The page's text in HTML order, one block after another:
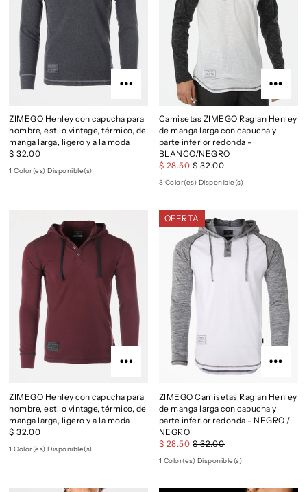
ZIMEGO Henley con capucha para
hombre, estilo vintage, térmico, de
manga larga, ligero y a la moda
$ 32.00
1 Color(es) Disponible(s)
Camisetas ZIMEGO Raglan Henley
de manga larga con capucha y
parte inferior redonda -
BLANCO/NEGRO
$ 28.50 $ 32.00
3 Color(es) Disponible(s)
ZIMEGO Henley con capucha para
hombre, estilo vintage, térmico, de
manga larga, ligero y a la moda
$ 32.00
1 Color(es) Disponible(s)
OFERTA
ZIMEGO Camisetas Raglan Henley
de manga larga con capucha y
parte inferior redonda - NEGRO /
NEGRO
$ 28.50 $ 32.00
1 Color(es) Disponible(s)